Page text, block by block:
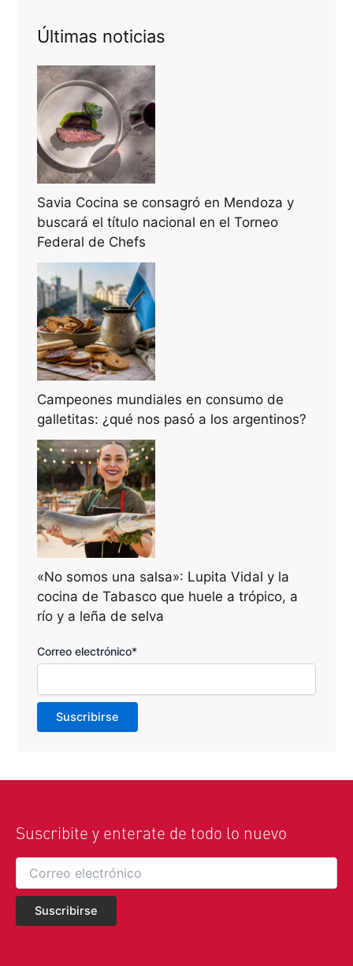
Últimas noticias
Savia Cocina se consagró en Mendoza y
buscará el título nacional en el Torneo
Federal de Chefs
Campeones mundiales en consumo de
galletitas: ¿qué nos pasó a los argentinos?
«No somos una salsa»: Lupita Vidal y la
cocina de Tabasco que huele a trópico, a
río y a leña de selva
Correo electrónico*
Suscribite y enterate de todo lo nuevo